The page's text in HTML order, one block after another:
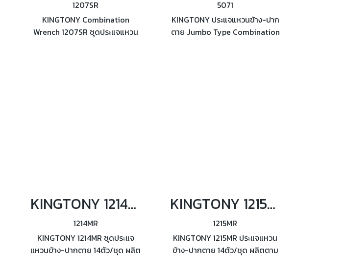
1207SR
KINGTONY Combination
Wrench 1207SR ชุดประแจแหวน
5071
KINGTONY ประแจแหวนข้าง-ปาก
ตาย Jumbo Type Combination
KINGTONY 1214MR ชุดประแจแหวนข้าง-ปากตาย 14ตัว/ชุด
1214MR
KINGTONY 1214MR ชุดประแจ
แหวนข้าง-ปากตาย 14ตัว/ชุด ผลิต
KINGTONY 1215MR ประแจแหวนข้าง-ปากตาย 14ตัว/ชุด
1215MR
KINGTONY 1215MR ประแจแหวน
ข้าง-ปากตาย 14ตัว/ชุด ผลิตตาม